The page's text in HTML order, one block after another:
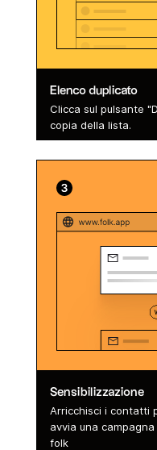
Elenco duplicato
Clicca sul pulsante
copia della lista.
Sensibilizzazione
Arricchisci i contatti
avvia una
folk